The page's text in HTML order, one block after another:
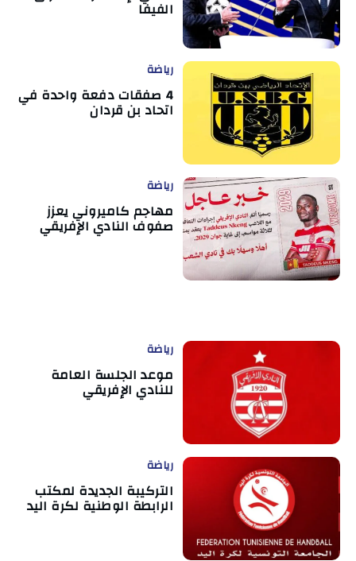
الفيفا
رياضة
4 صفقات دفعة واحدة في
اتحاد بن قردان
رياضة
مهاجم كاميروني يعزز
صفوف النادي الإفريقي
رياضة
موعد الجلسة العامة
للنادي الإفريقي
رياضة
التركيبة الجديدة لمكتب
الرابطة الوطنية لكرة اليد